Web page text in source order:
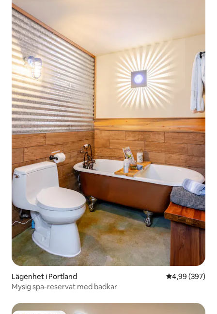
Lägenhet i Portland 4,99 av 5 i
4,99 (397)
Mysig spa-reservat med badkar